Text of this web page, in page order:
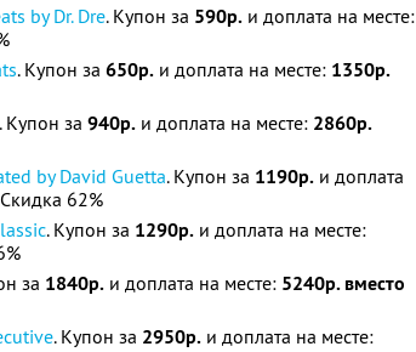
by Dr. Dre. Купон за 590р. и доплата на месте:
. Купон за 650р. и доплата на месте: 1350р.
. Купон за 940р. и доплата на месте: 2860р.
by David Guetta. Купон за 1190р. и доплата
Скидка 62%
. Купон за 1290р. и доплата на месте:
за 1840р. и доплата на месте: 5240р. вместо
. Купон за 2950р. и доплата на месте: